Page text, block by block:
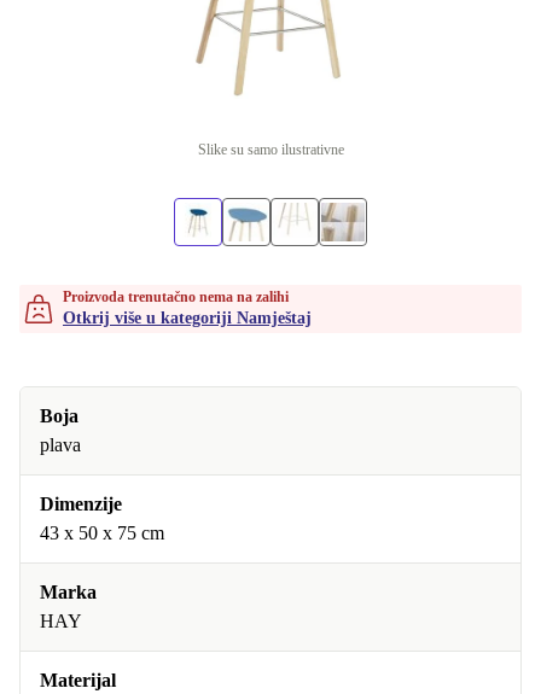
Slike su samo ilustrativne
Proizvoda trenutačno nema na zalihi
Otkrij više u kategoriji Namještaj
Boja
plava
Dimenzije
43 x 50 x 75 cm
Marka
HAY
Materijal